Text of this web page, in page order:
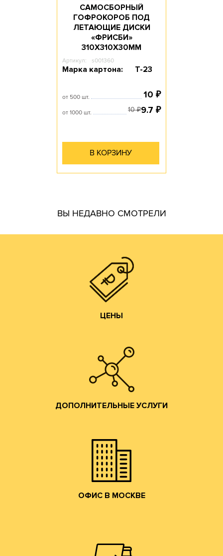
САМОСБОРНЫЙ
ГОФРОКОРОБ ПОД
ЛЕТАЮЩИЕ ДИСКИ
«ФРИСБИ»
310Х310Х30ММ
Артикул: s001360
Марка картона: Т-23
от 500 шт. 10 ₽
от 1000 шт. 10₽9.7 ₽
В КОРЗИНУ
ВЫ НЕДАВНО СМОТРЕЛИ
ЦЕНЫ
ЦЕНЫ
Цены на гофротару нашего производства всегда ниже,
чем у посредников или переработчиков, так как сырье
производства готовой продукции осуществляем
производить практически все возможные виды и типы
гофротары.
ДОПОЛНИТЕЛЬНЫЕ УСЛУГИ
ДОПОЛНИТЕЛЬНЫЕ УСЛУГИ
Разработка конструкций;
Изготовление штанц-форм;
ОФИС В МОСКВЕ
ОФИС В МОСКВЕ
Мы приглашаем действующих и потенциальных
привлекательные условия сотрудничества.
помощь по всем вопросам производства гофротары.